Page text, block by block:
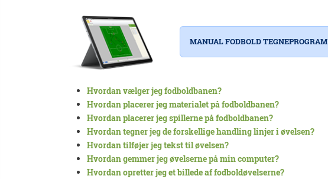
MANUAL FODBOLD TEGNEPROGRAM
Hvordan vælger jeg fodboldbanen?
Hvordan placerer jeg materialet på fodboldbanen?
Hvordan placerer jeg spillerne på fodboldbanen?
Hvordan tegner jeg de forskellige handling linjer i øvelsen?
Hvordan tilføjer jeg tekst til øvelsen?
Hvordan gemmer jeg øvelserne på min computer?
Hvordan opretter jeg et billede af fodboldøvelserne?